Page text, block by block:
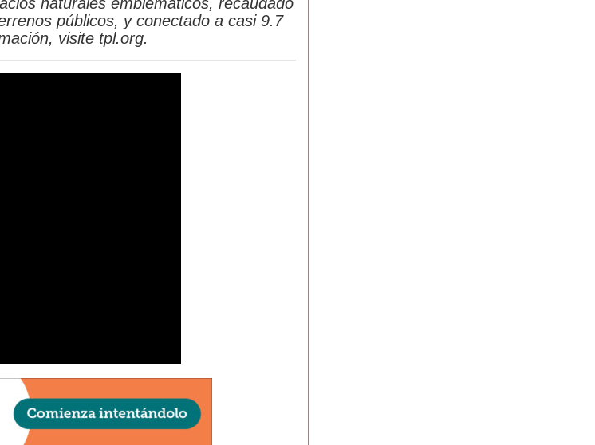
públicos, y conectado a casi 9.7
visite tpl.org.